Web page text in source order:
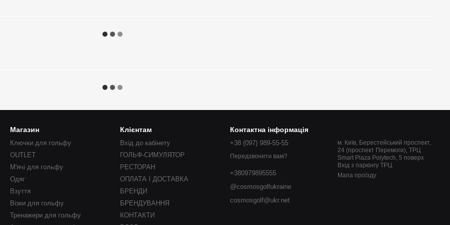
Магазин
Ключки для гольфу
OUTLET
М'ячі для гольфу
Одяг
Взуття
Візки для гольфу
Тренажери для гольфу
Клієнтам
Вхід до кабінету
ГОЛЬФ-СИМУЛЯТОР
РЕСТОРАН
ОПЛАТА І ДОСТАВКА
БРЕНДИ
БРЕНДУВАННЯ
КОНТАКТИ
Контактна інформація
+38 (097) 989-55-55
Передзвонити вам?
+380979895555
@cosmosgolfukraine
cosmosgolf@ukr.net
м. Київ, Берестейський проспект,
24 (проспект Перемоги), ТРЦ
Smart Plaza Polytech, 5 поверх
Вхід з паркінгу ТРЦ
Мапа проїзду